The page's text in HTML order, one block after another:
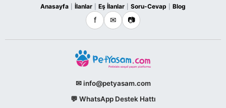
Anasayfa İlanlar Eş İlanlar Soru-Cevap Blog
f ✉ 📷
✉ info@petyasam.com
💬 WhatsApp Destek Hattı